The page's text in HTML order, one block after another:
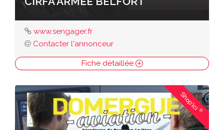
www.sengager.fr
Contacter l'annonceur
Fiche détaillée
Shop'ici®